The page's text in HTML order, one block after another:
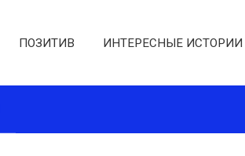
ПОЗИТИВ ИНТЕРЕСНЫЕ ИСТОРИИ